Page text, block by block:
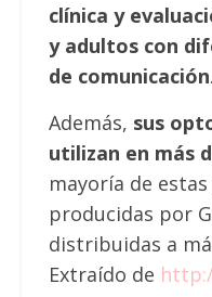
clínica y
y adultos con
de comunicación.
Además, sus
utilizan en más
mayoría de
producidas por
distribuidas a
Extraído de